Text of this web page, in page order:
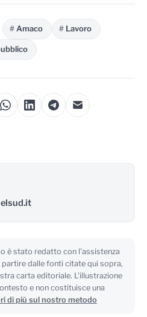
Amaco Lavoro
è stato redatto con l'assistenza
dalle fonti citate qui sopra,
carta editoriale. L'illustrazione
e non costituisce una
di più sul nostro metodo